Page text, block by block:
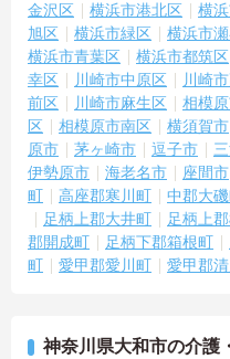
金沢区
横浜市港北区 横
旭区
横浜市緑区 横浜市
横浜市青葉区
横浜市都筑区
幸区
川崎市中原区 川崎
前区
川崎市麻生区 相模
区
相模原市南区 横須賀市
原市
茅ヶ崎市 逗子市
伊勢原市
海老名市 座間市
町
高座郡寒川町 中郡大
足柄上郡大井町
足柄上
郡開成町
足柄下郡箱根町
町
愛甲郡愛川町 愛甲郡
神奈川県大和市の介護